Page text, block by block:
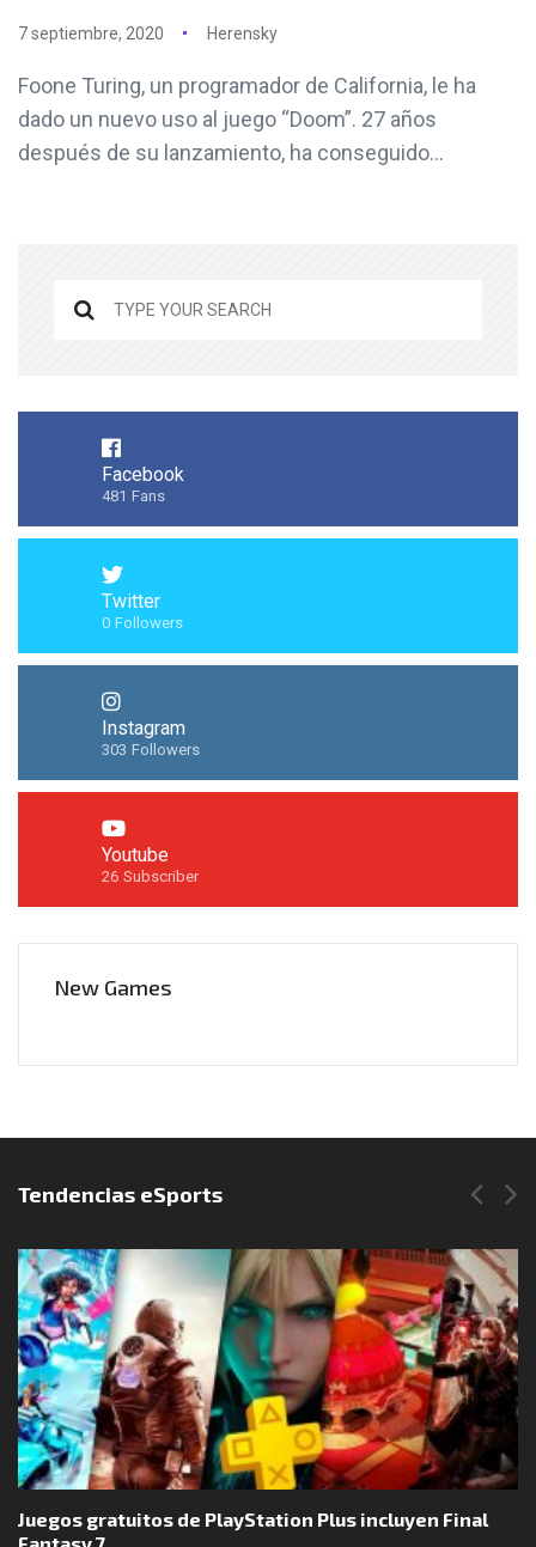
7 septiembre, 2020 Herensky
Foone Turing, un programador de California, le ha
dado un nuevo uso al juego “Doom”. 27 años
después de su lanzamiento, ha conseguido...
Facebook
481 Fans
Twitter
0 Followers
Instagram
303 Followers
Youtube
26 Subscriber
New Games
Síguenos en Instagram
Tendencias eSports
Juegos gratuitos de PlayStation Plus incluyen Final